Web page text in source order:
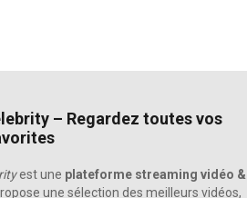
– Regardez toutes vos
est une plateforme streaming vidéo &
une sélection des meilleurs vidéos,